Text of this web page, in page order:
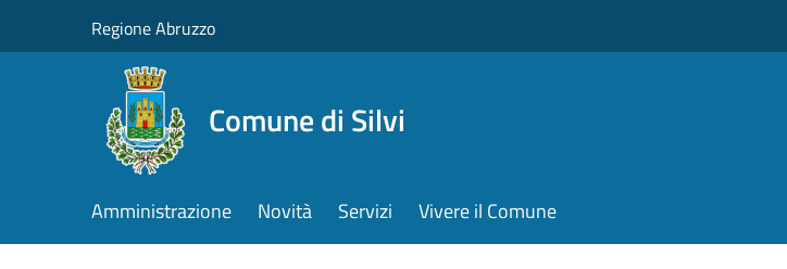
Regione Abruzzo
Comune di Silvi
Amministrazione Novità Servizi Vivere il Comune